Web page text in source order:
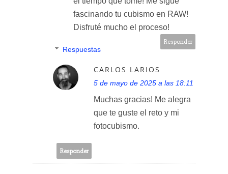
fascinando tu cubismo en RAW!
Disfruté mucho el proceso!
Responder
Respuestas
CARLOS LARIOS
5 de mayo de 2025 a las 18:11
Muchas gracias! Me alegra
que te guste el reto y mi
fotocubismo.
Responder